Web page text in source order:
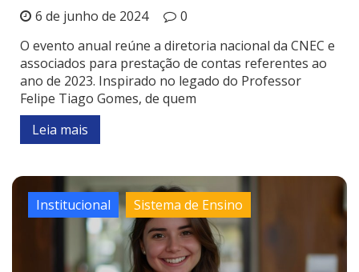
6 de junho de 2024
0
O evento anual reúne a diretoria nacional da CNEC e
associados para prestação de contas referentes ao
ano de 2023. Inspirado no legado do Professor
Felipe Tiago Gomes, de quem
Leia mais
Institucional Sistema de Ensino